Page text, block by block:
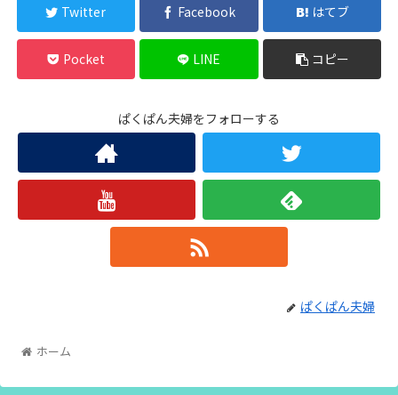
Twitter
Facebook はてブ
Pocket LINE コピー
ぱくぱん夫婦をフォローする
ぱくぱん夫婦
ホーム